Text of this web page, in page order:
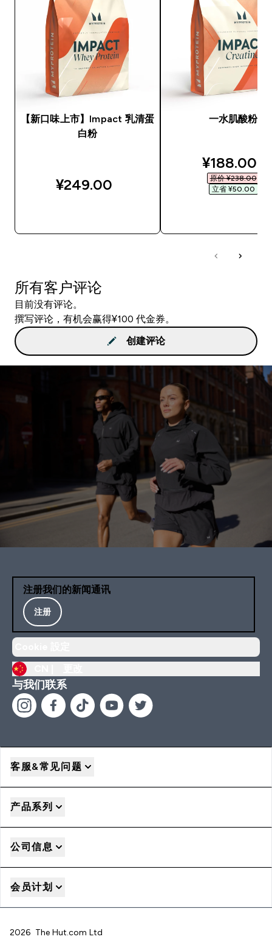
【新口味上市】Impact 乳清蛋
白粉
¥249.00‎
一水肌酸粉
¥188.00‎
原价 ¥238.00‎
立省 ¥50.00‎
所有客户评论
目前没有评论。
撰写评论，有机会赢得¥100 代金券。
创建评论
注册我们的新闻通讯
注册
与我们联系
客服&常见问题
产品系列
公司信息
会员计划
2026 The Hut.com Ltd